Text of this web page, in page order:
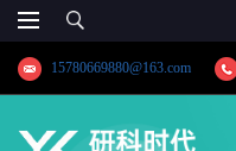
15780669880@163.com